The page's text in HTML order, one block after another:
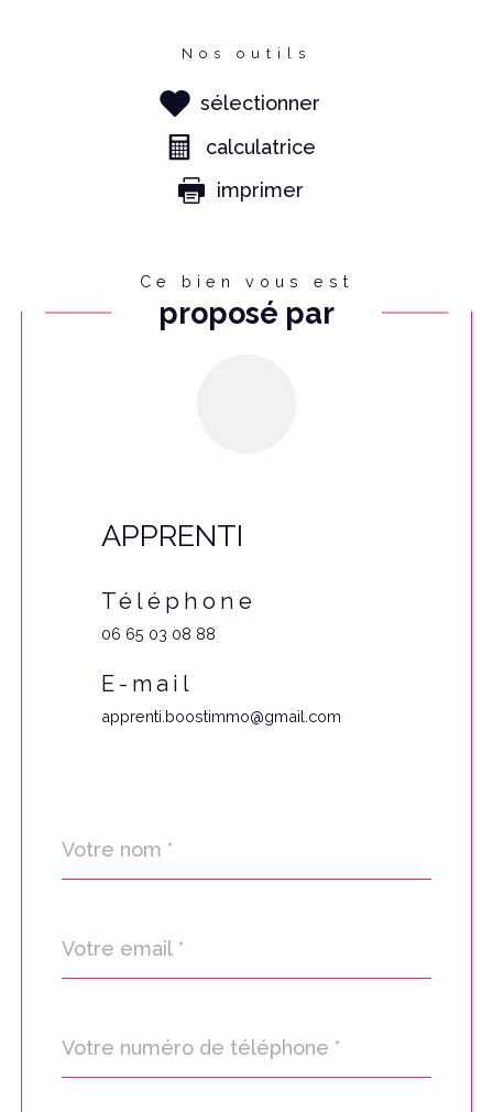
Nos outils
sélectionner
calculatrice
imprimer
Ce bien vous est
proposé par
APPRENTI
Téléphone
06 65 03 08 88
E-mail
apprenti.boostimmo@gmail.com
Fieldset
*
*
*